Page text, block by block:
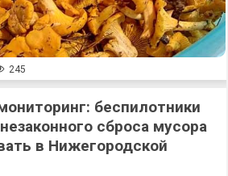
245
беспилотники
сброса мусора
в Нижегородской